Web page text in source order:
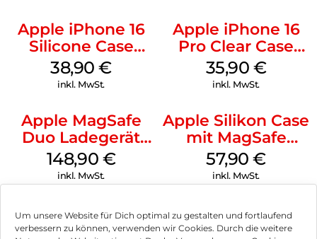
Um unsere Website für Dich optimal zu gestalten und fortlaufend
verbessern zu können, verwenden wir Cookies. Durch die weitere
Apple iPhone 16
Silicone Case
MagSafe
Ultramarine
38,90€
inkl. MwSt.
Apple iPhone 16
Pro Clear Case
MagSafe
Transparent
35,90 €
inkl. MwSt.
Apple MagSafe
Duo Ladegerät
Weiß
148,90 €
inkl. MwSt.
Apple Silikon Case
mit MagSafe
iPhone 14 Pro
(PRODUCT)RED
57,90€
inkl. MwSt.